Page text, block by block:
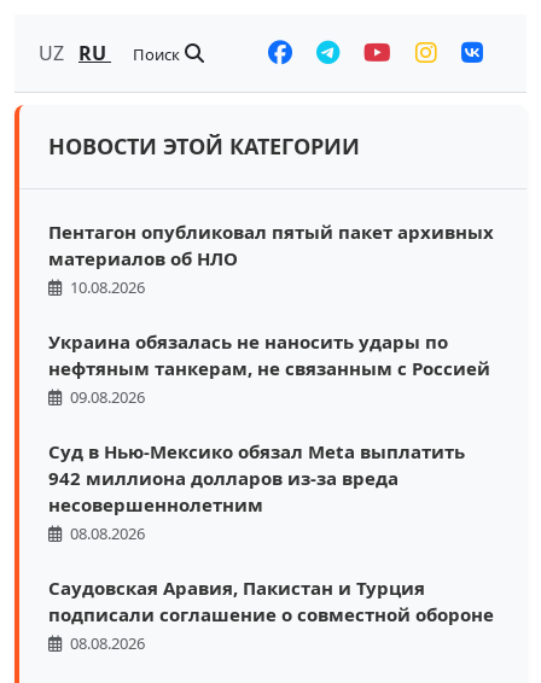
UZ RU Поиск
НОВОСТИ ЭТОЙ КАТЕГОРИИ
Пентагон опубликовал пятый пакет архивных
материалов об НЛО
10.08.2026
Украина обязалась не наносить удары по
нефтяным танкерам, не связанным с Россией
09.08.2026
Суд в Нью-Мексико обязал Meta выплатить
942 миллиона долларов из-за вреда
несовершеннолетним
08.08.2026
Саудовская Аравия, Пакистан и Турция
подписали соглашение о совместной обороне
08.08.2026